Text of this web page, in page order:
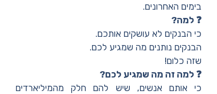
בימים האחרונים.
❓ למה?
כי הבנקים לא עושקים אותכם.
הבנקים נותנים מה שמגיע לכם.
שזה כלום!
❓ למה זה מה שמגיע לכם?
כי אותם אנשים, שיש להם חלק מהמיליארדים